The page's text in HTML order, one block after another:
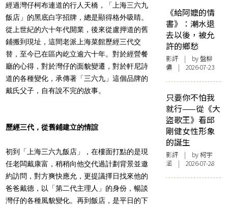
經過灣仔柯布連道的行人天橋，「上海三六九
飯店」的黑底白字招牌，總是顯得格外吸睛。
從上世紀的六十年代開業，後來從盧押道的舊
鋪搬到現址，這間老派上海菜館歷經三代交
替，至今已在區內屹立逾六十年。對於經營餐
廳的心得，對於灣仔的面貌變遷，對於軒尼詩
道的各種變化，承傳著「三六九」這個品牌的
戴氏父子，自有說不完的故事。
歷經三代，從舊鋪建立的情誼
初到「上海三六九飯店」，在樓面打點的是現
任老闆戴康富，稍稍向他交代過計劃背景並邀
約訪問，對方爽快應允，更提議擇日找來他的
爸爸戴德，以「第二代主理人」的身份，暢談
灣仔的各種風貌變化。再到飯店，是平日的下
《給阿嬤的情
書》：潮水退
去以後，被允
許的鄉愁
影評 | by 盤柳
儂 | 2026-07-23
只要你不怕我
就行——從《大
盜歌王》看邱
剛健女性形象
的誕生
影評 | by 柯宇
涵 | 2026-07-28